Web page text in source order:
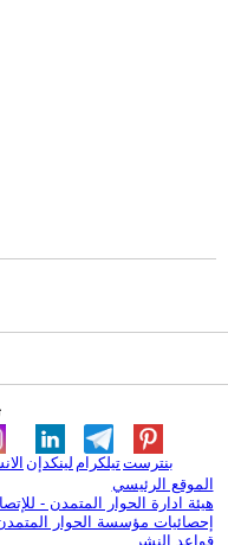
لينكدإن تيلكرامبنترست
الموقع الرئيسي
هيئة ادارة الحوار المتمدن -
إحصائيات مؤسسة الحوار
قواعد النشر